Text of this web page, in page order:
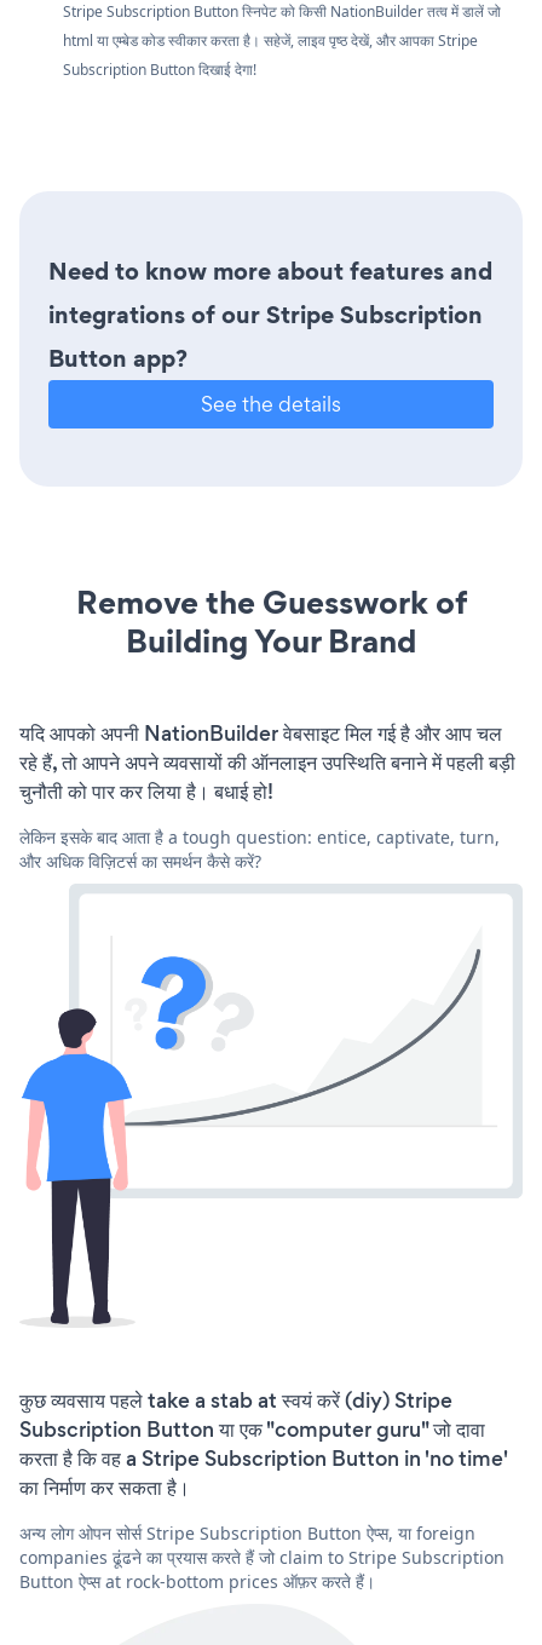
Stripe Subscription Button स्निपेट को किसी NationBuilder तत्व में डालें जो
html या एम्बेड कोड स्वीकार करता है। सहेजें, लाइव पृष्ठ देखें, और आपका Stripe
Subscription Button दिखाई देगा!
Need to know more about features and
integrations of our Stripe Subscription
Button app?
See the details
Remove the Guesswork of
Building Your Brand
यदि आपको अपनी NationBuilder वेबसाइट मिल गई है और आप चल
रहे हैं, तो आपने अपने व्यवसायों की ऑनलाइन उपस्थिति बनाने में पहली बड़ी
चुनौती को पार कर लिया है। बधाई हो!
लेकिन इसके बाद आता है a tough question: entice, captivate, turn,
और अधिक विज़िटर्स का समर्थन कैसे करें?
कुछ व्यवसाय पहले take a stab at स्वयं करें (diy) Stripe
Subscription Button या एक "computer guru" जो दावा
करता है कि वह a Stripe Subscription Button in 'no time'
का निर्माण कर सकता है।
अन्य लोग ओपन सोर्स Stripe Subscription Button ऐप्स, या foreign
companies ढूंढने का प्रयास करते हैं जो claim to Stripe Subscription
Button ऐप्स at rock-bottom prices ऑफ़र करते हैं।